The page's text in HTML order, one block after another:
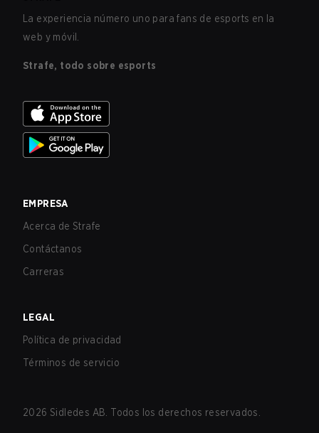
La experiencia número uno para fans de esports en la
web y móvil.
Strafe, todo sobre esports
EMPRESA
Acerca de Strafe
Contáctanos
Carreras
LEGAL
Política de privacidad
Términos de servicio
2026 Sidledes AB. Todos los derechos reservados.